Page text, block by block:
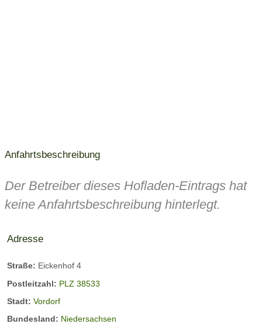
Anfahrtsbeschreibung
Der Betreiber dieses Hofladen-Eintrags hat
keine Anfahrtsbeschreibung hinterlegt.
Adresse
Straße: Eickenhof 4
Postleitzahl: PLZ 38533
Stadt: Vordorf
Bundesland: Niedersachsen